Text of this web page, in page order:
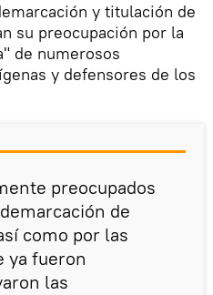
y titulación de
su preocupación por la
de numerosos
y defensores de los
preocupados
de
como por las
ya fueron
las